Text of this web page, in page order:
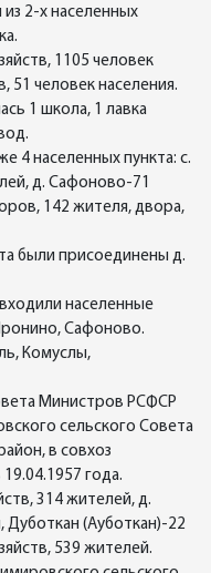
2-х населенных
1105 человек
51 человек населения.
1 школа, 1 лавка
4 населенных пункта: с.
д. Сафоново-71
142 жителя, двора,
были присоединены д.
населенные
Сафоново.
Комуслы,
Министров РСФСР
сельского Совета
в совхоз
года.
314 жителей, д.
Дуботкан (Ауботкан)-22
539 жителей.